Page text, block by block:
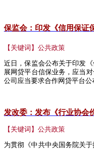
保监会：印发《信用保证
【关键词】公共政策
近日，保监会公布关于印发
展网贷平台信保业务，应当
公司应当要求合作网贷平台
发改委：发布《行业协会
【关键词】公共政策
为贯彻《中共中央国务院关